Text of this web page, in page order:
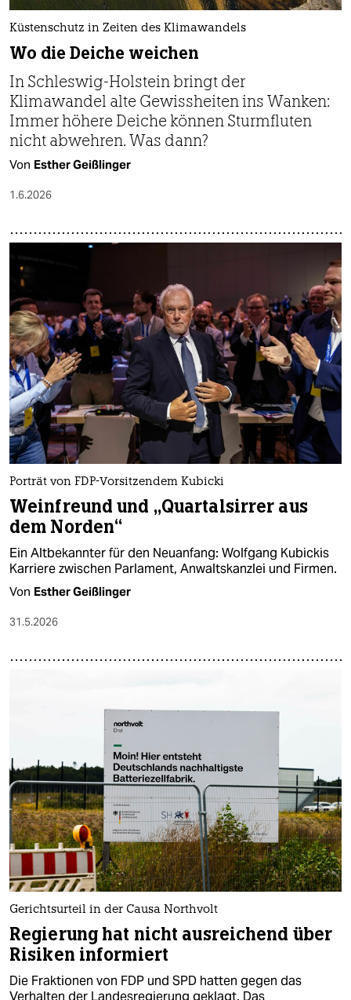
Küstenschutz in Zeiten des Klimawandels
Wo die Deiche weichen
In Schleswig-Holstein bringt der
Klimawandel alte Gewissheiten ins Wanken:
Immer höhere Deiche können Sturmfluten
nicht abwehren. Was dann?
Von Esther Geißlinger
1.6.2026
Porträt von FDP-Vorsitzendem Kubicki
Weinfreund und „Quartalsirrer aus
dem Norden“
Ein Altbekannter für den Neuanfang: Wolfgang Kubickis
Karriere zwischen Parlament, Anwaltskanzlei und Firmen.
Von Esther Geißlinger
31.5.2026
Gerichtsurteil in der Causa Northvolt
Regierung hat nicht ausreichend über
Risiken informiert
Die Fraktionen von FDP und SPD hatten gegen das